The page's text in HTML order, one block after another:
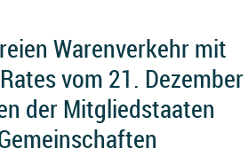
Warenverkehr mit
vom 21. Dezember
der Mitgliedstaaten